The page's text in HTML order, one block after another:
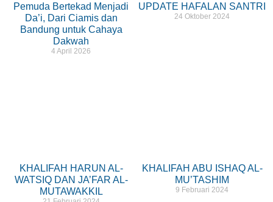
Pemuda Bertekad Menjadi
Da’i, Dari Ciamis dan
Bandung untuk Cahaya
Dakwah
4 April 2026
UPDATE HAFALAN SANTRI
24 Oktober 2024
KHALIFAH HARUN AL-
WATSIQ DAN JA’FAR AL-
MUTAWAKKIL
KHALIFAH ABU ISHAQ AL-
MU’TASHIM
9 Februari 2024